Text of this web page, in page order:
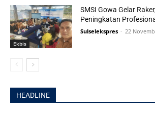
Ekbis
SMSI Gowa Gelar
Peningkatan
Sulselekspres - 22
HEADLINE